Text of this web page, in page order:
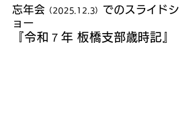
忘年会 （2025.12.3） でのスライドシ
ョ ー
『令和７年 板橋支部歳時記』